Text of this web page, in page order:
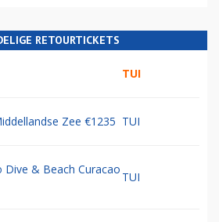
RETOURTICKETS
TUI
Zee €1235 TUI
Dive & Beach Curacao
TUI